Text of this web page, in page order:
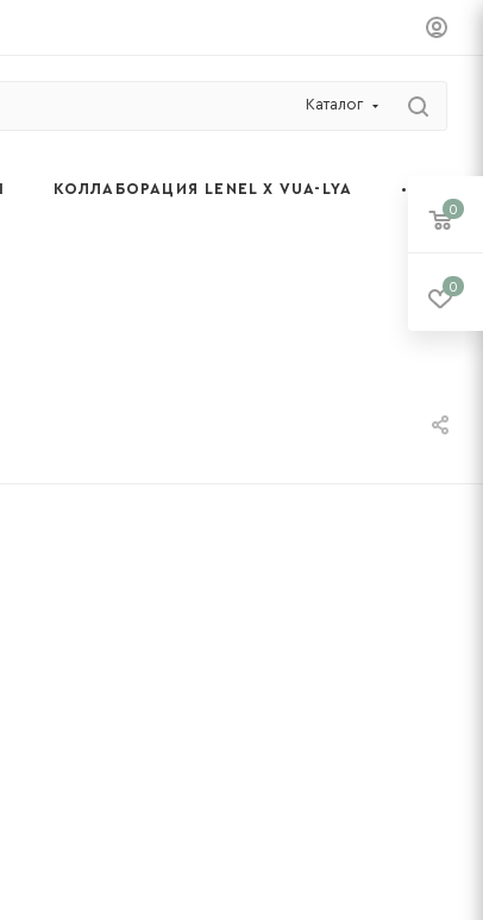
Каталог
КОЛЛАБОРАЦИЯ LENEL X VUA-LYA
0
0